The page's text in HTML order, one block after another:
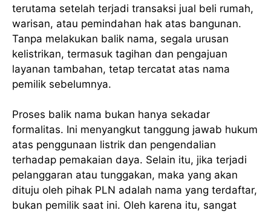
terutama setelah terjadi transaksi jual beli rumah,
warisan, atau pemindahan hak atas bangunan.
Tanpa melakukan balik nama, segala urusan
kelistrikan, termasuk tagihan dan pengajuan
layanan tambahan, tetap tercatat atas nama
pemilik sebelumnya.
Proses balik nama bukan hanya sekadar
formalitas. Ini menyangkut tanggung jawab hukum
atas penggunaan listrik dan pengendalian
terhadap pemakaian daya. Selain itu, jika terjadi
pelanggaran atau tunggakan, maka yang akan
dituju oleh pihak PLN adalah nama yang terdaftar,
bukan pemilik saat ini. Oleh karena itu, sangat